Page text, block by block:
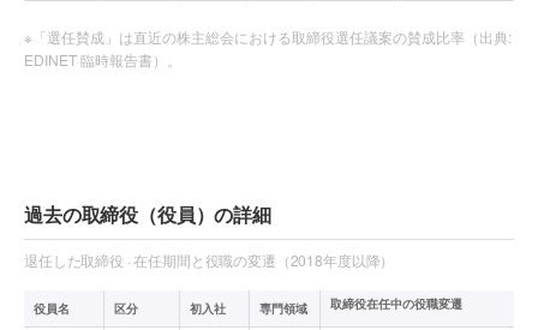
※「選任賛成」は直近の株主総会における取締役選任議案の賛成比率（出典:
EDINET 臨時報告書）。
過去の取締役（役員）の詳細
退任した取締役 · 在任期間と役職の変遷（2018年度以降）
役員名 区分 初入社 専門領域 取締役在任中の役職変遷